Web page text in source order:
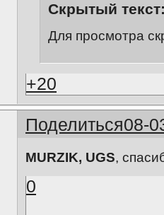
Скрытый
Для просмотра
+20
Поделиться08-
MURZIK, UGS,
0